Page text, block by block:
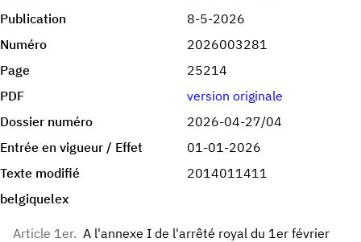
Publication
8-5-2026
Numéro
2026003281
Page
25214
PDF
version originale
Dossier numéro
2026-04-27/04
Entrée en vigueur / Effet
01-01-2026
Texte modifié
2014011411
belgiquelex
Article 1er. A l'annexe I de l'arrêté royal du 1er février